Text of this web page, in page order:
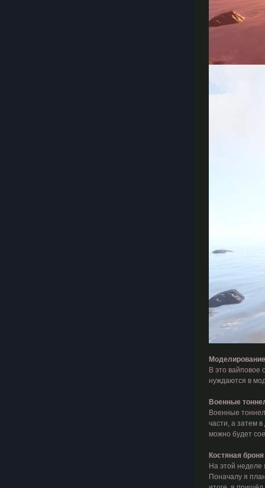
В это вайповое
нуждаются в
Военные
Военные
части, а затем
можно будет
Костяная броня
На этой неделе
Поначалу я